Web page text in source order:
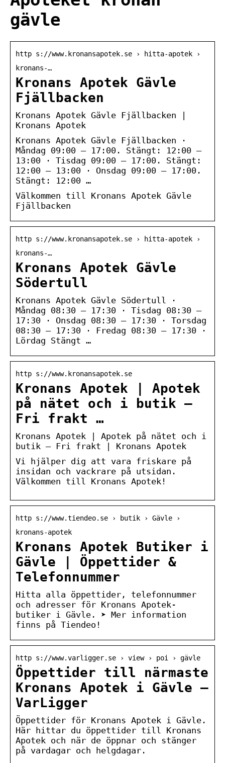
gävle
http s://www.kronansapotek.se › hitta-apotek ›
kronans-…
Kronans Apotek Gävle
Fjällbacken
Kronans Apotek Gävle Fjällbacken |
Kronans Apotek
Kronans Apotek Gävle Fjällbacken ·
Måndag 09:00 – 17:00. Stängt: 12:00 –
13:00 · Tisdag 09:00 – 17:00. Stängt:
12:00 – 13:00 · Onsdag 09:00 – 17:00.
Stängt: 12:00 …
Välkommen till Kronans Apotek Gävle
Fjällbacken
http s://www.kronansapotek.se › hitta-apotek ›
kronans-…
Kronans Apotek Gävle
Södertull
Kronans Apotek Gävle Södertull ·
Måndag 08:30 – 17:30 · Tisdag 08:30 –
17:30 · Onsdag 08:30 – 17:30 · Torsdag
08:30 – 17:30 · Fredag 08:30 – 17:30 ·
Lördag Stängt …
http s://www.kronansapotek.se
Kronans Apotek | Apotek
på nätet och i butik –
Fri frakt …
Kronans Apotek | Apotek på nätet och i
butik – Fri frakt | Kronans Apotek
Vi hjälper dig att vara friskare på
insidan och vackrare på utsidan.
Välkommen till Kronans Apotek!
http s://www.tiendeo.se › butik › Gävle ›
kronans-apotek
Kronans Apotek Butiker i
Gävle | Öppettider &
Telefonnummer
Hitta alla öppettider, telefonnummer
och adresser för Kronans Apotek-
butiker i Gävle. ➤ Mer information
finns på Tiendeo!
http s://www.varligger.se › view › poi › gävle
Öppettider till närmaste
Kronans Apotek i Gävle –
VarLigger
Öppettider för Kronans Apotek i Gävle.
Här hittar du öppettider till Kronans
Apotek och när de öppnar och stänger
på vardagar och helgdagar.